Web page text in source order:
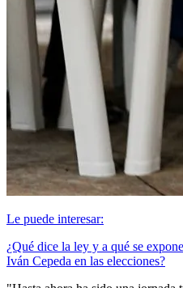
Le puede interesar:
¿Qué dice la ley y a qué se
Iván Cepeda en las elecciones?